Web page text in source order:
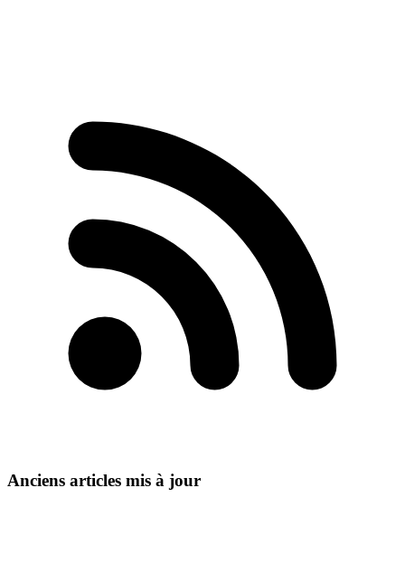
Anciens articles mis à jour